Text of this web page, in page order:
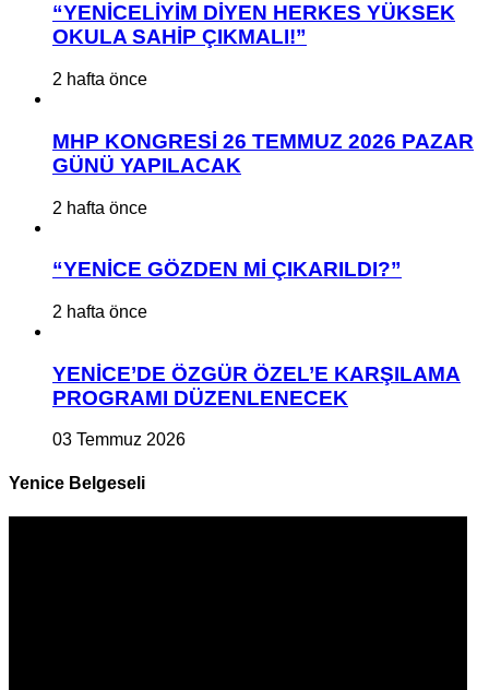
“YENİCELİYİM DİYEN HERKES YÜKSEK
OKULA SAHİP ÇIKMALI!”
2 hafta önce
MHP KONGRESİ 26 TEMMUZ 2026 PAZAR
GÜNÜ YAPILACAK
2 hafta önce
“YENİCE GÖZDEN Mİ ÇIKARILDI?”
2 hafta önce
YENİCE’DE ÖZGÜR ÖZEL’E KARŞILAMA
PROGRAMI DÜZENLENECEK
03 Temmuz 2026
Yenice Belgeseli